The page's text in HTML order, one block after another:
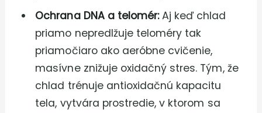
Ochrana DNA a telomér:Aj keď chlad
priamo nepredlžuje teloméry tak
priamočiaro ako aeróbne cvičenie,
masívne znižuje oxidačný stres. Tým, že
chlad trénuje antioxidačnú kapacitu
tela, vytvára prostredie, v ktorom sa